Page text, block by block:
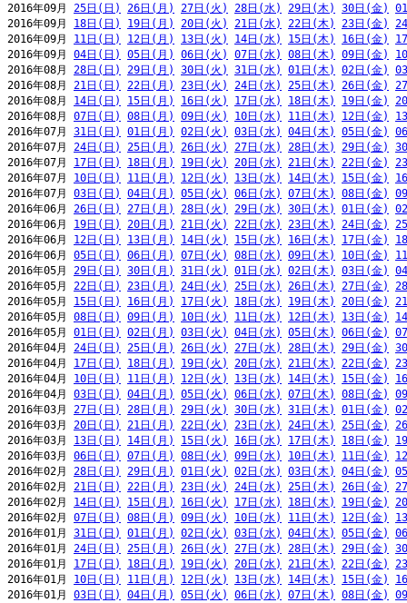
2016年09月 25日(日) 26日(月) 27日(火) 28日(水) 29日(木) 30日(金)
2016年09月 18日(日) 19日(月) 20日(火) 21日(水) 22日(木) 23日(金)
2016年09月 11日(日) 12日(月) 13日(火) 14日(水) 15日(木) 16日(金)
2016年09月 04日(日) 05日(月) 06日(火) 07日(水) 08日(木) 09日(金)
2016年08月 28日(日) 29日(月) 30日(火) 31日(水) 01日(木) 02日(金)
2016年08月 21日(日) 22日(月) 23日(火) 24日(水) 25日(木) 26日(金)
2016年08月 14日(日) 15日(月) 16日(火) 17日(水) 18日(木) 19日(金)
2016年08月 07日(日) 08日(月) 09日(火) 10日(水) 11日(木) 12日(金)
2016年07月 31日(日) 01日(月) 02日(火) 03日(水) 04日(木) 05日(金)
2016年07月 24日(日) 25日(月) 26日(火) 27日(水) 28日(木) 29日(金)
2016年07月 17日(日) 18日(月) 19日(火) 20日(水) 21日(木) 22日(金)
2016年07月 10日(日) 11日(月) 12日(火) 13日(水) 14日(木) 15日(金)
2016年07月 03日(日) 04日(月) 05日(火) 06日(水) 07日(木) 08日(金)
2016年06月 26日(日) 27日(月) 28日(火) 29日(水) 30日(木) 01日(金)
2016年06月 19日(日) 20日(月) 21日(火) 22日(水) 23日(木) 24日(金)
2016年06月 12日(日) 13日(月) 14日(火) 15日(水) 16日(木) 17日(金)
2016年06月 05日(日) 06日(月) 07日(火) 08日(水) 09日(木) 10日(金)
2016年05月 29日(日) 30日(月) 31日(火) 01日(水) 02日(木) 03日(金)
2016年05月 22日(日) 23日(月) 24日(火) 25日(水) 26日(木) 27日(金)
2016年05月 15日(日) 16日(月) 17日(火) 18日(水) 19日(木) 20日(金)
2016年05月 08日(日) 09日(月) 10日(火) 11日(水) 12日(木) 13日(金)
2016年05月 01日(日) 02日(月) 03日(火) 04日(水) 05日(木) 06日(金)
2016年04月 24日(日) 25日(月) 26日(火) 27日(水) 28日(木) 29日(金)
2016年04月 17日(日) 18日(月) 19日(火) 20日(水) 21日(木) 22日(金)
2016年04月 10日(日) 11日(月) 12日(火) 13日(水) 14日(木) 15日(金)
2016年04月 03日(日) 04日(月) 05日(火) 06日(水) 07日(木) 08日(金)
2016年03月 27日(日) 28日(月) 29日(火) 30日(水) 31日(木) 01日(金)
2016年03月 20日(日) 21日(月) 22日(火) 23日(水) 24日(木) 25日(金)
2016年03月 13日(日) 14日(月) 15日(火) 16日(水) 17日(木) 18日(金)
2016年03月 06日(日) 07日(月) 08日(火) 09日(水) 10日(木) 11日(金)
2016年02月 28日(日) 29日(月) 01日(火) 02日(水) 03日(木) 04日(金)
2016年02月 21日(日) 22日(月) 23日(火) 24日(水) 25日(木) 26日(金)
2016年02月 14日(日) 15日(月) 16日(火) 17日(水) 18日(木) 19日(金)
2016年02月 07日(日) 08日(月) 09日(火) 10日(水) 11日(木) 12日(金)
2016年01月 31日(日) 01日(月) 02日(火) 03日(水) 04日(木) 05日(金)
2016年01月 24日(日) 25日(月) 26日(火) 27日(水) 28日(木) 29日(金)
2016年01月 17日(日) 18日(月) 19日(火) 20日(水) 21日(木) 22日(金)
2016年01月 10日(日) 11日(月) 12日(火) 13日(水) 14日(木) 15日(金)
2016年01月 03日(日) 04日(月) 05日(火) 06日(水) 07日(木) 08日(金)